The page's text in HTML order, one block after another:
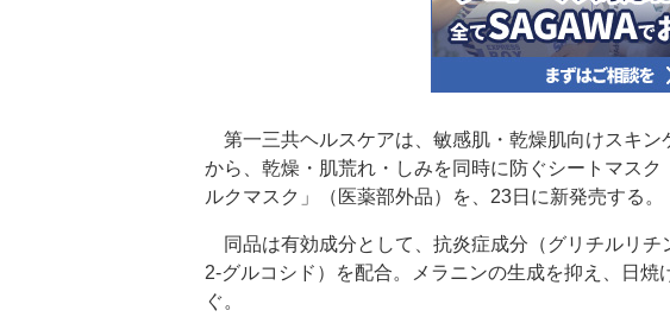
第一三共ヘルスケアは、敏感肌・乾燥肌向けスキン
から、乾燥・肌荒れ・しみを同時に防ぐシートマスク
ルクマスク」（医薬部外品）を、23日に新発売する。
同品は有効成分として、抗炎症成分（グリチルリチ
2-グルコシド）を配合。メラニンの生成を抑え、日
ぐ。